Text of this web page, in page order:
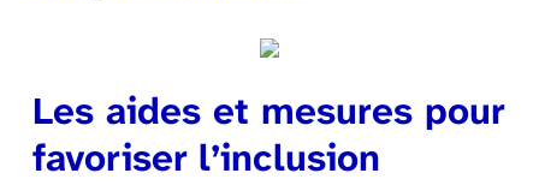
Les aides et mesures pour
favoriser l’inclusion